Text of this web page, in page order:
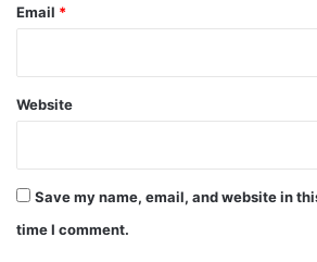
Email *
Website
Save my name, email, and website in
time I comment.